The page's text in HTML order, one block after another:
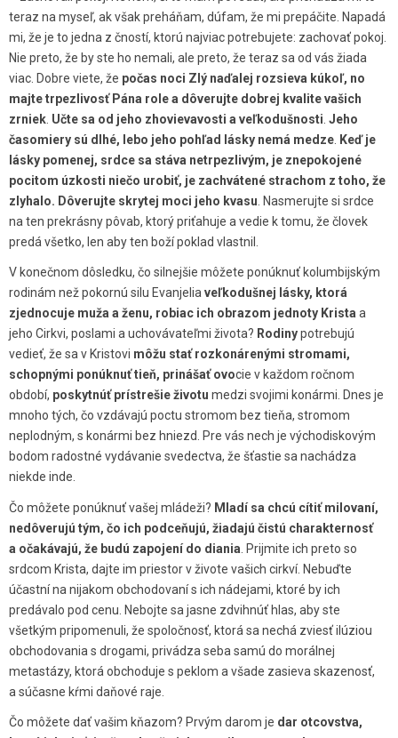
teraz na myseľ, ak však preháňam, dúfam, že mi prepáčite. Napadá
mi, že je to jedna z čností, ktorú najviac potrebujete: zachovať pokoj.
Nie preto, že by ste ho nemali, ale preto, že teraz sa od vás žiada
viac. Dobre viete, že počas noci Zlý naďalej rozsieva kúkoľ, no
majte trpezlivosť Pána role a dôverujte dobrej kvalite vašich
zrniek Učte sa od jeho zhovievavosti a veľkodušnosti Jeho
časomiery sú dlhé, lebo jeho pohľad lásky nemá medze Keď je
lásky pomenej, srdce sa stáva netrpezlivým, je znepokojené
pocitom úzkosti niečo urobiť, je zachvátené strachom z toho, že
zlyhalo. Dôverujte skrytej moci jeho kvasu . Nasmerujte si srdce
na ten prekrásny pôvab, ktorý priťahuje a vedie k tomu, že človek
predá všetko, len aby ten boží poklad vlastnil.
V konečnom dôsledku, čo silnejšie môžete ponúknuť kolumbijským
rodinám než pokornú silu Evanjelia veľkodušnej lásky, ktorá
zjednocuje muža a ženu, robiac ich obrazom jednoty Krista a
jeho Cirkvi, poslami a uchovávateľmi života? Rodinypotrebujú
vedieť, že sa v Kristovi môžu stať rozkonárenými stromami,
schopnými ponúknuť tieň, prinášať ovocie v každom ročnom
období, poskytnúť prístrešie životu medzi svojimi konármi. Dnes je
mnoho tých, čo vzdávajú poctu stromom bez tieňa, stromom
neplodným, s konármi bez hniezd. Pre vás nech je východiskovým
bodom radostné vydávanie svedectva, že šťastie sa nachádza
niekde inde.
Čo môžete ponúknuť vašej mládeži? Mladí sa chcú cítiť milovaní,
nedôverujú tým, čo ich podceňujú, žiadajú čistú charakternosť
a očakávajú, že budú zapojení do diania . Prijmite ich preto so
srdcom Krista, dajte im priestor v živote vašich cirkví. Nebuďte
účastní na nijakom obchodovaní s ich nádejami, ktoré by ich
predávalo pod cenu. Nebojte sa jasne zdvihnúť hlas, aby ste
všetkým pripomenuli, že spoločnosť, ktorá sa nechá zviesť ilúziou
obchodovania s drogami, privádza seba samú do morálnej
metastázy, ktorá obchoduje s peklom a všade zasieva skazenosť,
a súčasne kŕmi daňové raje.
Čo môžete dať vašim kňazom? Prvým darom je dar otcovstva,